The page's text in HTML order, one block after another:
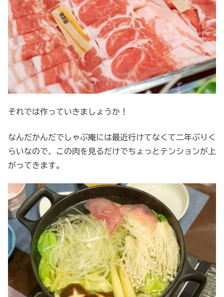
それでは作っていきましょうか！
なんだかんだでしゃぶ庵には最近行けてなくて二年ぶりく
らいなので、この肉を見るだけでちょっとテンションが上
がってきます。